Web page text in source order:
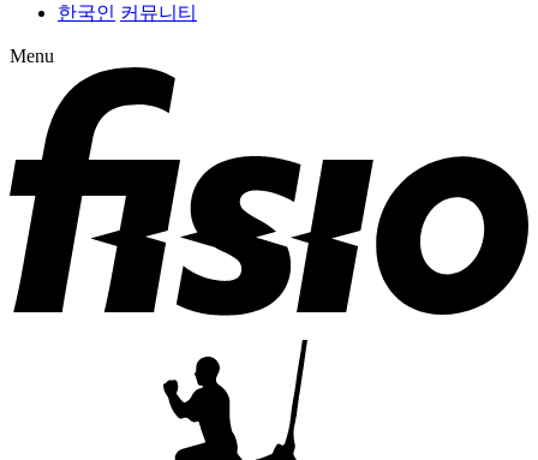
한국인 커뮤니티
Menu